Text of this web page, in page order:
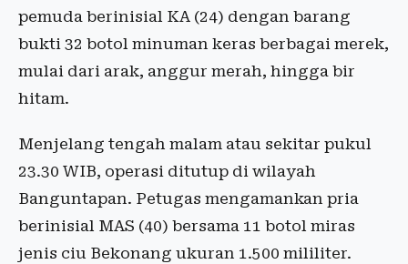
pemuda berinisial KA (24) dengan barang
bukti 32 botol minuman keras berbagai merek,
mulai dari arak, anggur merah, hingga bir
hitam.
Menjelang tengah malam atau sekitar pukul
23.30 WIB, operasi ditutup di wilayah
Banguntapan. Petugas mengamankan pria
berinisial MAS (40) bersama 11 botol miras
jenis ciu Bekonang ukuran 1.500 mililiter.